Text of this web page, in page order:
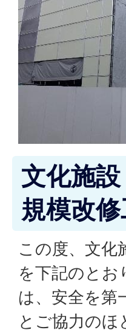
文化施
規模改
この度、文化
を下記のとお
は、安全を第
とご協力の